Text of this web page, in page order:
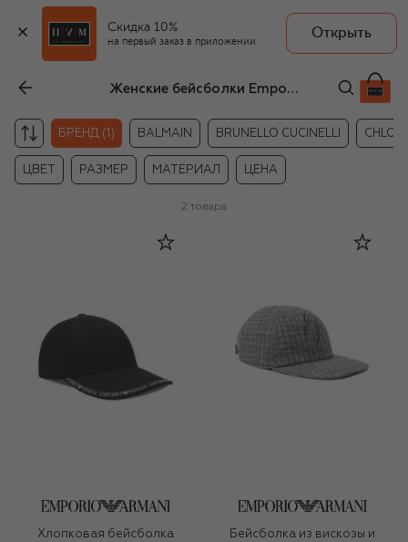
Скидка 10%
на первый заказ в приложении
Открыть
Женские бейсболки Emporio Armani
БРЕНД (1) BALMAIN BRUNELLO CUCINELLI CHLOÉ
ЦВЕТ РАЗМЕР МАТЕРИАЛ ЦЕНА
2 товара
Хлопковая бейсболка
Бейсболка из вискозы и